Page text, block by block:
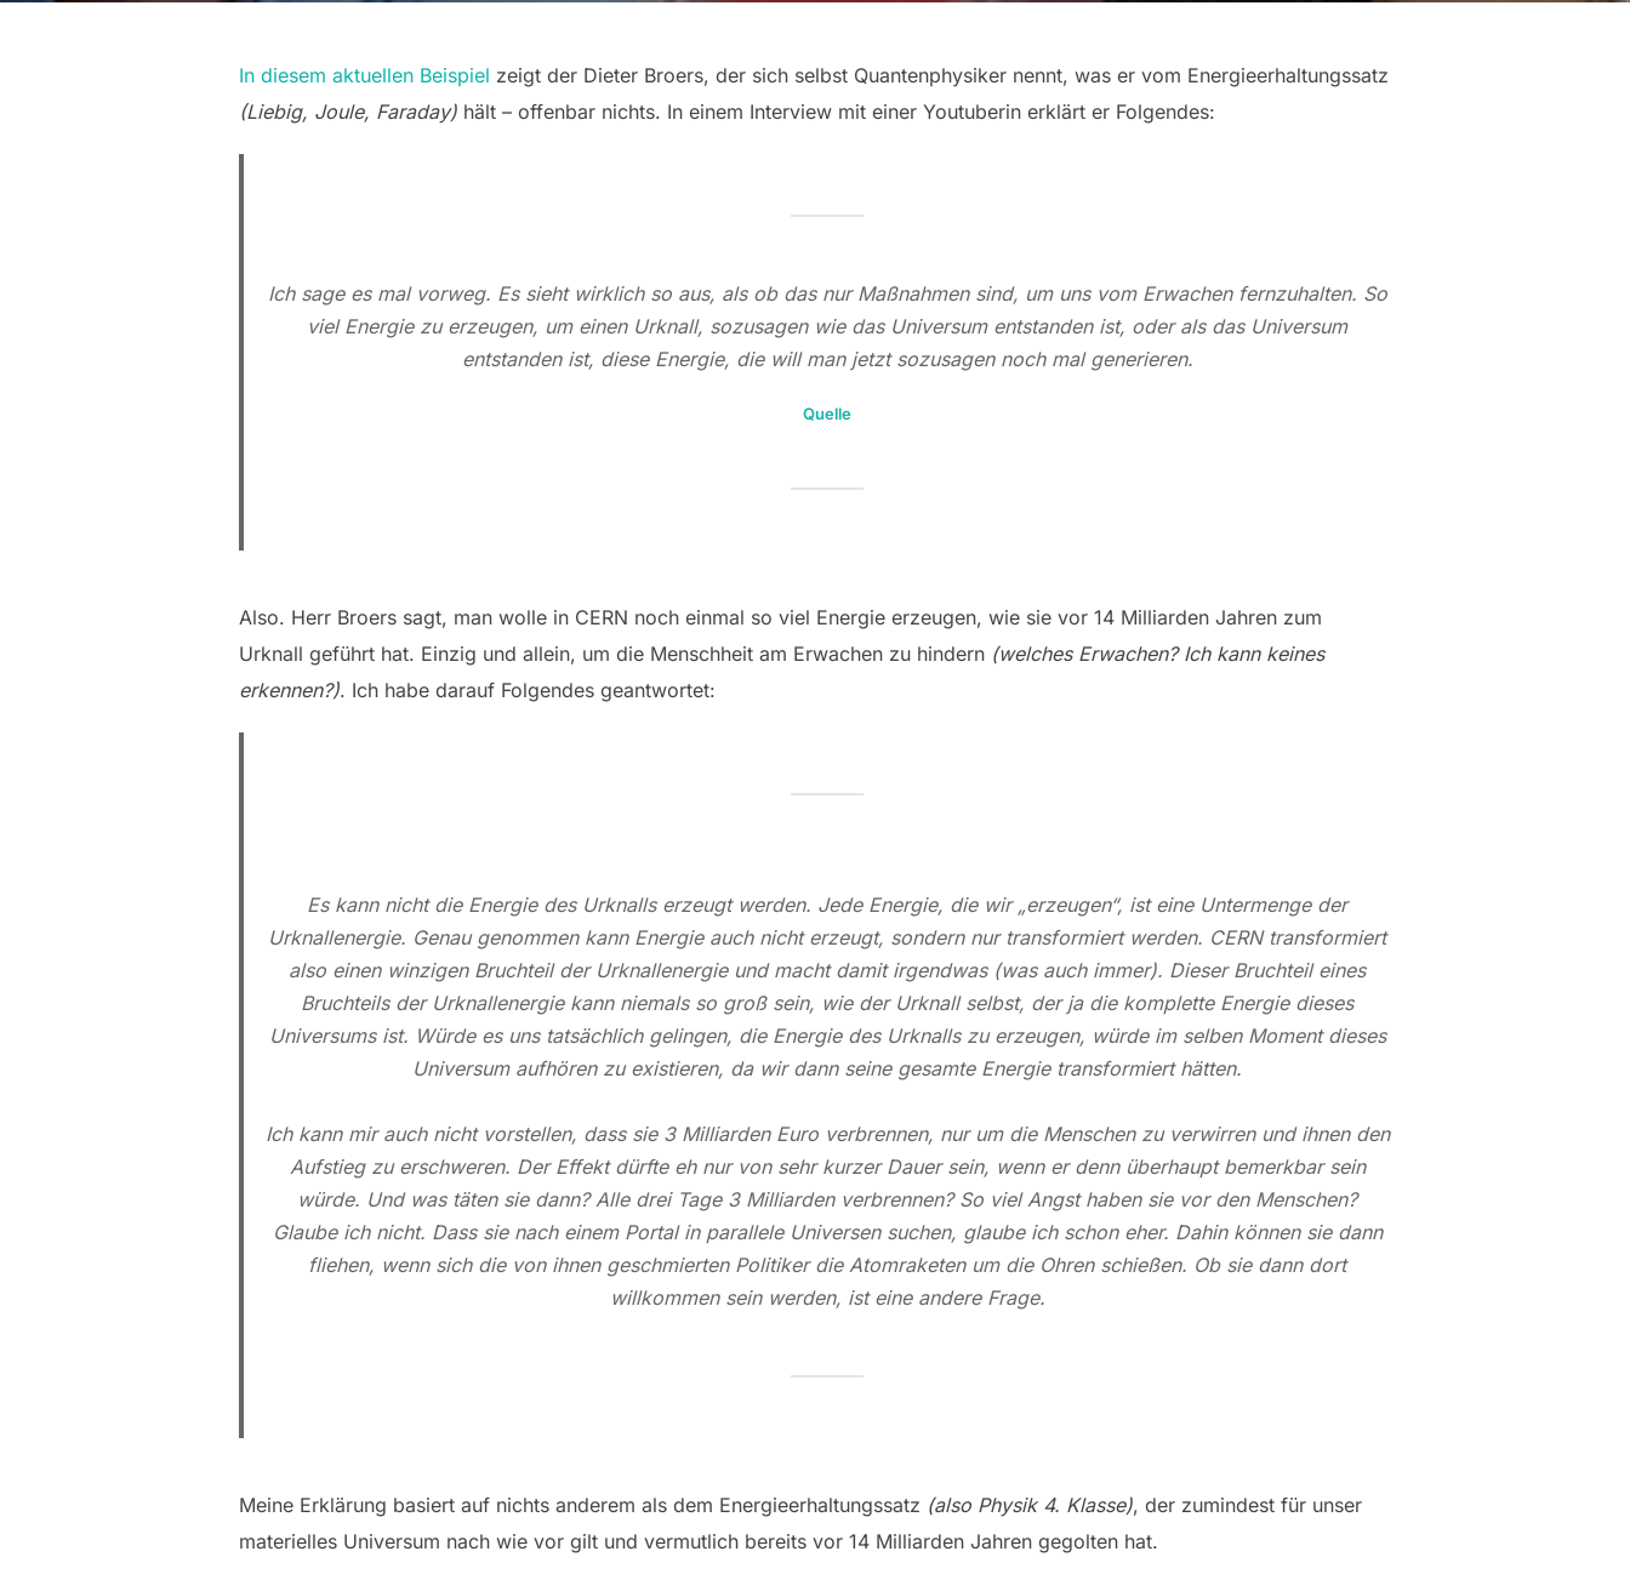
In diesem aktuellen Beispiel zeigt der Dieter Broers, der sich selbst Quantenphysiker nennt, was er vom Energieerhaltungssatz
(Liebig, Joule, Faraday) hält – offenbar nichts. In einem Interview mit einer Youtuberin erklärt er Folgendes:
Ich sage es mal vorweg. Es sieht wirklich so aus, als ob das nur Maßnahmen sind, um uns vom Erwachen fernzuhalten. So
viel Energie zu erzeugen, um einen Urknall, sozusagen wie das Universum entstanden ist, oder als das Universum
entstanden ist, diese Energie, die will man jetzt sozusagen noch mal generieren.
Quelle
Also. Herr Broers sagt, man wolle in CERN noch einmal so viel Energie erzeugen, wie sie vor 14 Milliarden Jahren zum
Urknall geführt hat. Einzig und allein, um die Menschheit am Erwachen zu hindern (welches Erwachen? Ich kann keines
erkennen?). Ich habe darauf Folgendes geantwortet:
Es kann nicht die Energie des Urknalls erzeugt werden. Jede Energie, die wir „erzeugen“, ist eine Untermenge der
Urknallenergie. Genau genommen kann Energie auch nicht erzeugt, sondern nur transformiert werden. CERN transformiert
also einen winzigen Bruchteil der Urknallenergie und macht damit irgendwas (was auch immer). Dieser Bruchteil eines
Bruchteils der Urknallenergie kann niemals so groß sein, wie der Urknall selbst, der ja die komplette Energie dieses
Universums ist. Würde es uns tatsächlich gelingen, die Energie des Urknalls zu erzeugen, würde im selben Moment dieses
Universum aufhören zu existieren, da wir dann seine gesamte Energie transformiert hätten.
Ich kann mir auch nicht vorstellen, dass sie 3 Milliarden Euro verbrennen, nur um die Menschen zu verwirren und ihnen den
Aufstieg zu erschweren. Der Effekt dürfte eh nur von sehr kurzer Dauer sein, wenn er denn überhaupt bemerkbar sein
würde. Und was täten sie dann? Alle drei Tage 3 Milliarden verbrennen? So viel Angst haben sie vor den Menschen?
Glaube ich nicht. Dass sie nach einem Portal in parallele Universen suchen, glaube ich schon eher. Dahin können sie dann
fliehen, wenn sich die von ihnen geschmierten Politiker die Atomraketen um die Ohren schießen. Ob sie dann dort
willkommen sein werden, ist eine andere Frage.
Meine Erklärung basiert auf nichts anderem als dem Energieerhaltungssatz (also Physik 4. Klasse), der zumindest für unser
materielles Universum nach wie vor gilt und vermutlich bereits vor 14 Milliarden Jahren gegolten hat.